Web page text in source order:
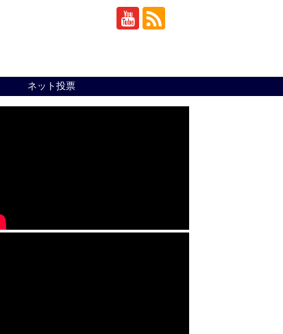
ネット投票